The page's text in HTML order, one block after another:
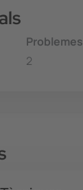
Problemes
2